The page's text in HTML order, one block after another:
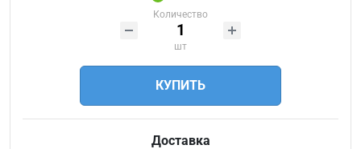
Количество
шт
КУПИТЬ
Доставка